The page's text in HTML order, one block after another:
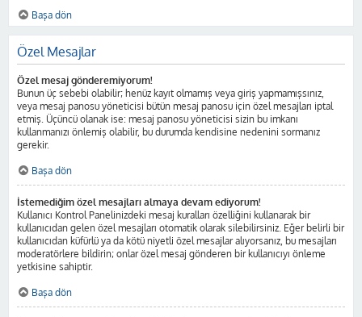
Başa dön
Özel Mesajlar
Özel mesaj gönderemiyorum!
Bunun üç sebebi olabilir; henüz kayıt olmamış veya giriş yapmamışsınız,
veya mesaj panosu yöneticisi bütün mesaj panosu için özel mesajları iptal
etmiş. Üçüncü olanak ise: mesaj panosu yöneticisi sizin bu imkanı
kullanmanızı önlemiş olabilir, bu durumda kendisine nedenini sormanız
gerekir.
Başa dön
İstemediğim özel mesajları almaya devam ediyorum!
Kullanıcı Kontrol Panelinizdeki mesaj kuralları özelliğini kullanarak bir
kullanıcıdan gelen özel mesajları otomatik olarak silebilirsiniz. Eğer belirli bir
kullanıcıdan küfürlü ya da kötü niyetli özel mesajlar alıyorsanız, bu mesajları
moderatörlere bildirin; onlar özel mesaj gönderen bir kullanıcıyı önleme
yetkisine sahiptir.
Başa dön